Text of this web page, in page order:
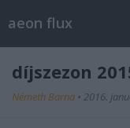
aeon flux
díjszezon
Németh Barna • 2016.